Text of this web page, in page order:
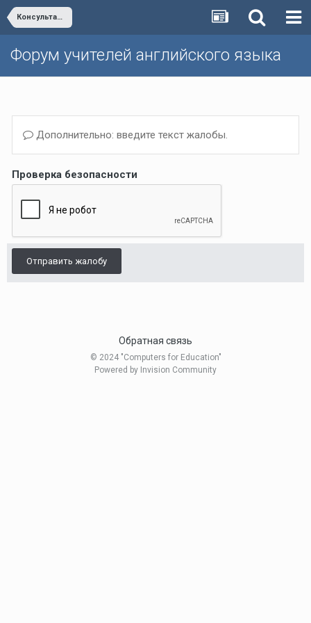
Консультация с авторами учебников "Enjoy English"
Форум учителей английского языка
Дополнительно: введите текст жалобы.
Проверка безопасности
Отправить жалобу
Обратная связь
© 2024 "Computers for Education"
Powered by Invision Community